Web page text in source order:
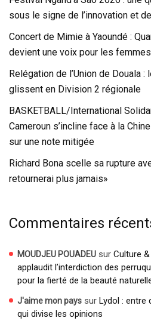
sous le signe de l’innovation et
Concert de Mimie à Yaoundé :
devient une voix pour les femmes
Relégation de l’Union de Douala
glissent en Division 2 régionale
BASKETBALL/International
Cameroun s’incline face à la
sur une note mitigée
Richard Bona scelle sa rupture
retournerai plus jamais»
Commentaires
MOUDJEU POUADEU sur Culture
applaudit l’interdiction des
pour la fierté de la beauté
J'aime mon pays sur Lydol : entre
qui divise les opinions